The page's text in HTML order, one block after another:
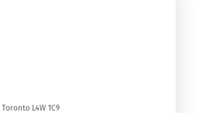
L4W 1C9